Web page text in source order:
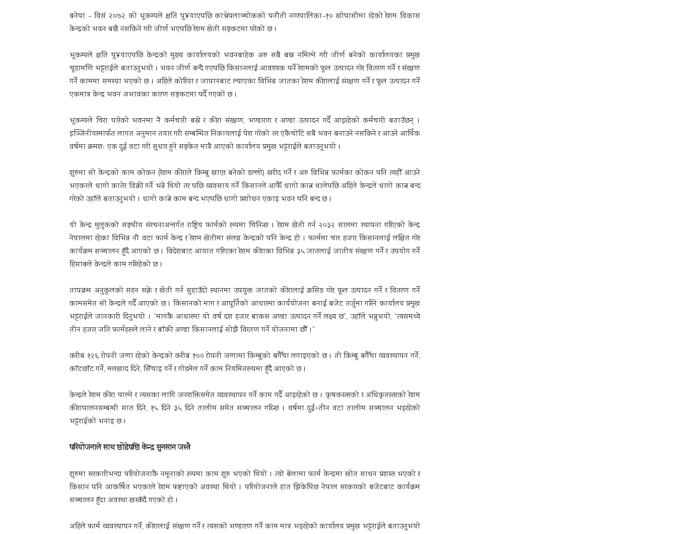
बनेपा – विसं २०७२ को भूकम्पले क्षति पु¥याएपछि काभ्रेपलाञ्चोकको पनौती नगरपालिका–१० खोपासीमा रहेको रेशम विकास
केन्द्रको भवन बस्नै नसकिने गरी जीर्ण भएपछि रेशम खेती सङ्कटमा परेको छ ।
भूकम्पले क्षति पु¥याएपछि केन्द्रको मुख्य कार्यालयको भवनबाहेक अरु सबै बस्न नमिल्ने गरी जीर्ण बनेको कार्यालयका प्रमुख
चूडामणि भट्टराईले बताउनुभयो । भवन जीर्ण बन्दै गएपछि किसानलाई आवश्यक पर्ने रेशमको फूल उत्पादन गरेर वितरण गर्ने र संरक्षण
गर्ने काममा समस्या भएको छ । अहिले कोरिया र जापानबाट ल्याएका विभिन्न जातका रेशम कीरालाई संरक्षण गर्ने र फूल उत्पादन गर्ने
एकमात्र केन्द्र भवन अभावका कारण सङ्कटमा पर्दै गएको छ ।
भूकम्पले चिरा पारेको भवनमा नै कर्मचारी बस्ने र कीरा संरक्षण, भण्डारण र अण्डा उत्पादन गर्दै आइरहेको कर्मचारी बताउँछन् ।
इञ्जिनीयरमार्फत लागत अनुमान तयार गरी सम्बन्धित निकायलाई पेश गरेको तर एकैचोटि सबै भवन बनाउने नसकिने र आउने आर्थिक
वर्षमा क्रमशः एक दुई वटा गरी सुधार हुने सङ्केत मात्रै आएको कार्यालय प्रमुख भट्टराईले बताउनुभयो ।
शुरुमा सो केन्द्रको काम कोकन (रेशम कीराले किम्बु खाएर बनेको डल्लो) खरीद गर्ने र अरु विभिन्न फार्मका कोकन पनि त्यहीँ आउने
भएकाले धागो कातेर विक्री गर्ने भन्ने थियो तर पछि व्यवसाय गर्ने किसानले आफैँ धागो कात्न थालेपछि अहिले केन्द्रले धागो कात्न बन्द
गरेको उहाँले बताउनुभयो । धागो कात्ने काम बन्द भएपछि धागो प्रशोधन एकाइ भवन पनि बन्द छ ।
यो केन्द्र मुलुकको सङ्घीय संरचनाअन्तर्गत राष्ट्रिय फार्मको रूपमा चिनिन्छ । रेशम खेती गर्न २०३२ सालमा स्थापना गरिएको केन्द्र
नेपालमा रहेका विभिन्न नौ वटा फार्म केन्द्र र रेशम खेतीमा संलग्न केन्द्रको पनि केन्द्र हो । फार्ममा चार हजार किसानलाई लक्षित गरेर
कार्यक्रम सञ्चालन हुँदै आएको छ । विदेशबाट आयात गरिएका रेशम कीराका विभिन्न ३५ जातलाई जातीय संरक्षण गर्ने र उपयोग गर्ने
हिसाबले केन्द्रले काम गरिरहेको छ ।
तापक्रम अनुकूलको सहन सक्ने र खेती गर्न सुहाउँदो स्थानमा उपयुक्त जातको कीरालाई क्रसिङ गरेर फूल उत्पादन गर्ने र वितरण गर्ने
कामसमेत सो केन्द्रले गर्दै आएको छ । किसानको माग र आपूर्तिको आधारमा कार्ययोजना बनाई बजेट तर्जुमा गरिने कार्यालय प्रमुख
भट्टराईले जानकारी दिनुभयो । “मागकै आधारमा यो वर्ष दश हजार बाकस अण्डा उत्पादन गर्ने लक्ष्य छ”, उहाँले भन्नुभयो, “त्यसमध्ये
तीन हजार जति फार्महरूले लाने र बाँकी अण्डा किसानलाई सोझै विरतण गर्ने योजनामा छौँ ।”
करीब १२६ रोपनी जग्गा रहेको केन्द्रको करीब १०० रोपनी जग्गामा किम्बुको बगैँचा लगाइएको छ । ती किम्बु बगैँचा व्यवस्थापन गर्ने,
काँटछाँट गर्ने, मलखाद दिने, सिँचाइ गर्ने र गोडमेल गर्ने काम नियमितरूपमा हुँदै आएको छ ।
केन्द्रले रेशम कीरा पाल्ने र त्यसका लागि जनशक्तिसमेत व्यवस्थापन गर्ने काम गर्दै आइरहेको छ । कृषकस्तरको र अधिकृतस्तरको रेशम
कीरापालनसम्बन्धी सात दिने, १५ दिने ३५ दिने तालीम समेत सञ्चालन गरिन्छ । वर्षमा दुई÷तीन वटा तालीम सञ्चालन भइरहेको
भट्टराईको भनाइ छ ।
परियोजनाले साथ छोडेपछि केन्द्र सुनसान जस्तै
शुरुमा सरकारीभन्दा परियोजनाकै नमूनाको रूपमा काम शुरु भएको थियो । त्यो बेलामा फार्म केन्द्रमा स्रोत साधन प्रशस्त भएको र
किसान पनि आकर्षित भएकाले रेशम फष्टाएको अवस्था थियो । परियोजनाले हात झिकेपिछ नेपाल सरकारको बजेटबाट कार्यक्रम
सञ्चालन हुँदा अवस्था खस्कँदै गएको हो ।
अहिले फार्म व्यवस्थापन गर्ने, कीरालाई संरक्षण गर्ने र त्यसको भण्डारण गर्ने काम मात्र भइरहेको कार्यालय प्रमुख भट्टराईले बताउनुभयो